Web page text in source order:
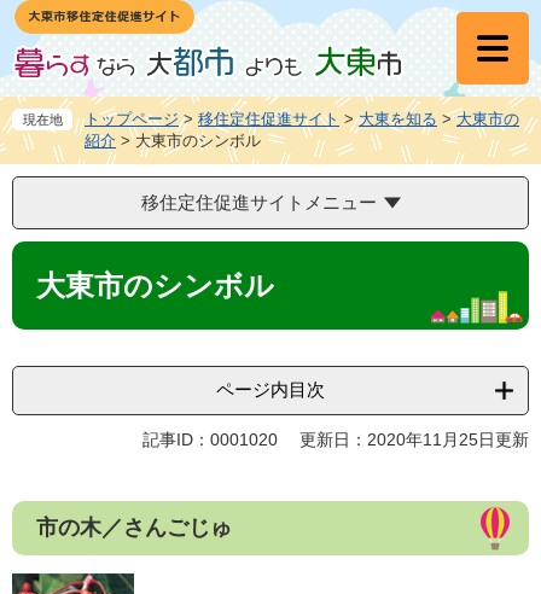
ペ
ジ
先
頭
で
メ
ュ
を
飛
ば
本
現在地 トップページ > 移住定住促進サイト >大東を知る >大東市の
紹介 >大東市のシンボル
移住定住促進サイトメニュー
本
大東市のシンボル
ページ内目次
記事ID：0001020 更新日：2020年11月25日更新
市の木／さんごじゅ